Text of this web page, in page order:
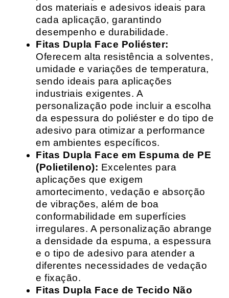
dos materiais e adesivos ideais para
cada aplicação, garantindo
desempenho e durabilidade.
Fitas Dupla Face Poliéster:
Oferecem alta resistência a solventes,
umidade e variações de temperatura,
sendo ideais para aplicações
industriais exigentes. A
personalização pode incluir a escolha
da espessura do poliéster e do tipo de
adesivo para otimizar a performance
em ambientes específicos.
Fitas Dupla Face em Espuma de PE
(Polietileno): Excelentes para
aplicações que exigem
amortecimento, vedação e absorção
de vibrações, além de boa
conformabilidade em superfícies
irregulares. A personalização abrange
a densidade da espuma, a espessura
e o tipo de adesivo para atender a
diferentes necessidades de vedação
e fixação.
Fitas Dupla Face de Tecido Não